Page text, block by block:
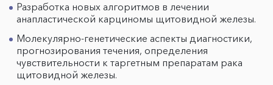
Разработка новых алгоритмов в лечении
анапластической карциномы щитовидной железы.
Молекулярно-генетические аспекты диагностики,
прогнозирования течения, определения
чувствительности к таргетным препаратам рака
щитовидной железы.